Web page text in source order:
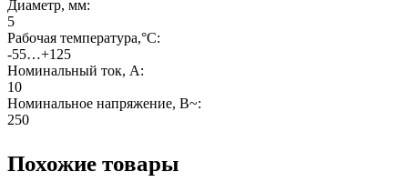
Диаметр, мм:
5
Рабочая температура,°C:
-55…+125
Номинальный ток, А:
10
Номинальное напряжение, В~:
250
Похожие товары